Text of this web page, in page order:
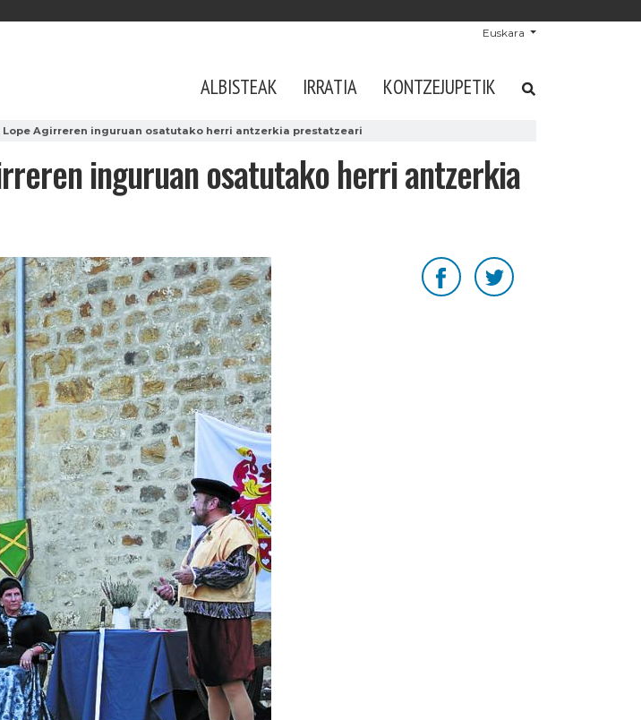
Euskara
ALBISTEAK IRRATIA KONTZEJUPETIK
Agirreren inguruan osatutako herri antzerkia prestatzeari
inguruan osatutako herri antzerkia